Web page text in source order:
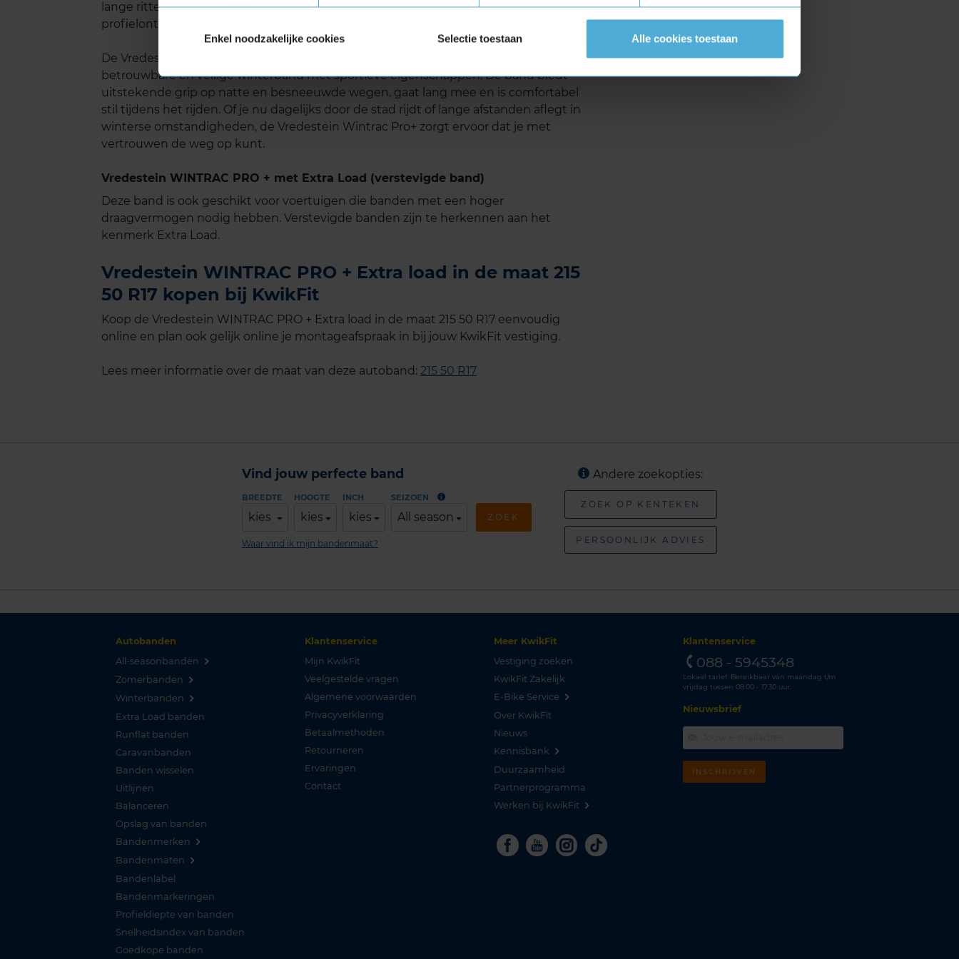
Enkel noodzakelijke cookies Selectie toestaan Alle cookies toestaan
lange ritten of op ruwe wegen. De geavanceerde rubbertechnologie en het
profielontwerp helpen het geluid te dempen.
De Vredestein Wintrac Pro+ is een ideale keuze voor wie op zoek is naar een
betrouwbare en veilige winterband met sportieve eigenschappen. De band biedt
uitstekende grip op natte en besneeuwde wegen, gaat lang mee en is comfortabel
stil tijdens het rijden. Of je nu dagelijks door de stad rijdt of lange afstanden aflegt in
winterse omstandigheden, de Vredestein Wintrac Pro+ zorgt ervoor dat je met
vertrouwen de weg op kunt.
Vredestein WINTRAC PRO + met Extra Load (verstevigde band)
Deze band is ook geschikt voor voertuigen die banden met een hoger
draagvermogen nodig hebben. Verstevigde banden zijn te herkennen aan het
kenmerk Extra Load.
Vredestein WINTRAC PRO + Extra load in de maat 215
50 R17 kopen bij KwikFit
Koop de Vredestein WINTRAC PRO + Extra load in de maat 215 50 R17 eenvoudig
online en plan ook gelijk online je montageafspraak in bij jouw KwikFit vestiging.
Lees meer informatie over de maat van deze autoband: 215 50 R17
Vind jouw perfecte band
BREEDTE
kies
HOOGTE
kies
INCH
kies
SEIZOEN
All season ZOEK
Waar vind ik mijn bandenmaat?
Andere zoekopties:
ZOEK OP KENTEKEN
PERSOONLIJK ADVIES
Autobanden
All-seasonbanden
Zomerbanden
Winterbanden
Extra Load banden
Runflat banden
Caravanbanden
Banden wisselen
Uitlijnen
Balanceren
Opslag van banden
Bandenmerken
Bandenmaten
Bandenlabel
Bandenmarkeringen
Profieldiepte van banden
Snelheidsindex van banden
Goedkope banden
Klantenservice
Mijn KwikFit
Veelgestelde vragen
Algemene voorwaarden
Privacyverklaring
Betaalmethoden
Retourneren
Ervaringen
Contact
Meer KwikFit
Vestiging zoeken
KwikFit Zakelijk
E-Bike Service
Over KwikFit
Nieuws
Kennisbank
Duurzaamheid
Partnerprogramma
Werken bij KwikFit
Facebook
YoutubeInstagram
Tiktok
Klantenservice
088 - 5945348
Lokaal tarief. Bereikbaar van maandag t/m
vrijdag tussen 08.00 - 17.30 uur.
Nieuwsbrief
INSCHRIJVEN